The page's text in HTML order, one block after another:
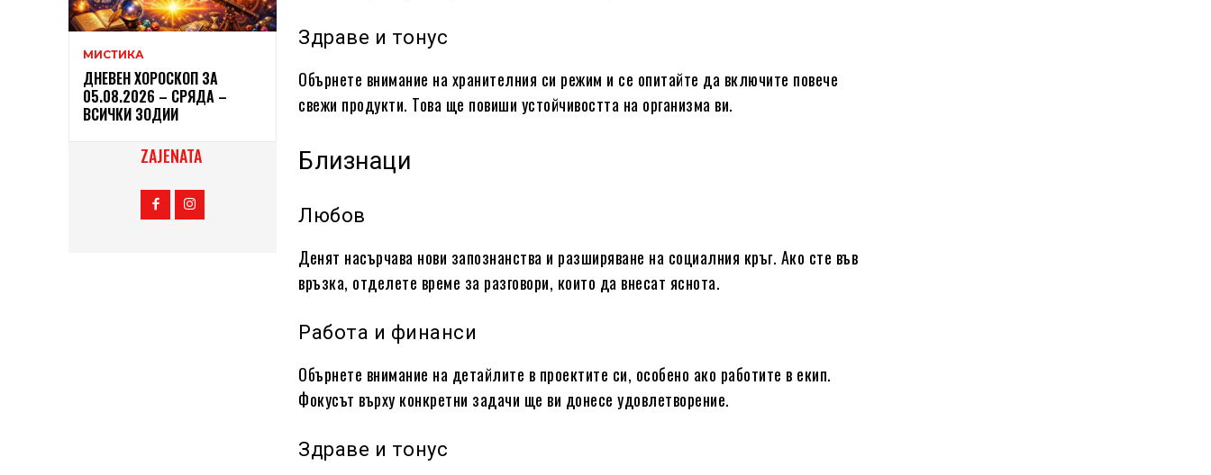
МИСТИКА
ДНЕВЕН ХОРОСКОП ЗА
05.08.2026 – СРЯДА –
ВСИЧКИ ЗОДИИ
ZAJENATA
Здраве и тонус
Обърнете внимание на хранителния си режим и се опитайте да включите повече
свежи продукти. Това ще повиши устойчивостта на организма ви.
Близнаци
Любов
Денят насърчава нови запознанства и разширяване на социалния кръг. Ако сте във
връзка, отделете време за разговори, които да внесат яснота.
Работа и финанси
Обърнете внимание на детайлите в проектите си, особено ако работите в екип.
Фокусът върху конкретни задачи ще ви донесе удовлетворение.
Здраве и тонус